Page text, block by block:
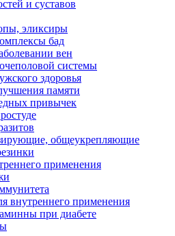
и суставов
эликсиры
бад
вен
системы
здоровья
памяти
привычек
общеукрепляющие
применения
внутреннего применения
при диабете